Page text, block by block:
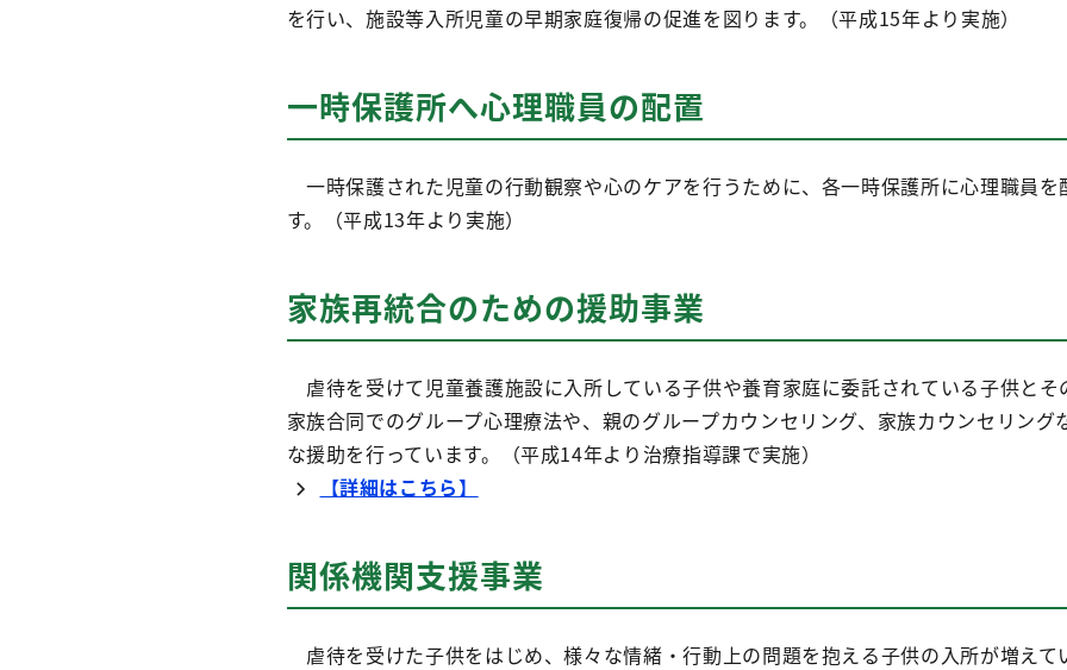
を行い、施設等入所児童の早期家庭復帰の促進を図ります。（平成15年より実施）
一時保護所へ心理職員の配置
一時保護された児童の行動観察や心のケアを行うために、各一時保護所に心理職員を
す。（平成13年より実施）
家族再統合のための援助事業
虐待を受けて児童養護施設に入所している子供や養育家庭に委託されている子供とそ
家族合同でのグループ心理療法や、親のグループカウンセリング、家族カウンセリング
な援助を行っています。（平成14年より治療指導課で実施）
【詳細はこちら】
関係機関支援事業
虐待を受けた子供をはじめ、様々な情緒・行動上の問題を抱える子供の入所が増えて